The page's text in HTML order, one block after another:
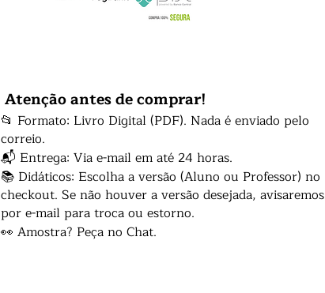
Atenção antes de comprar!
📂 Formato: Livro Digital (PDF). Nada é enviado pelo
correio.
📬 Entrega: Via e-mail em até 24 horas.
📚 Didáticos: Escolha a versão (Aluno ou Professor) no
checkout. Se não houver a versão desejada, avisaremos
por e-mail para troca ou estorno.
👀 Amostra? Peça no Chat.